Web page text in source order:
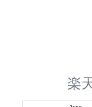
楽